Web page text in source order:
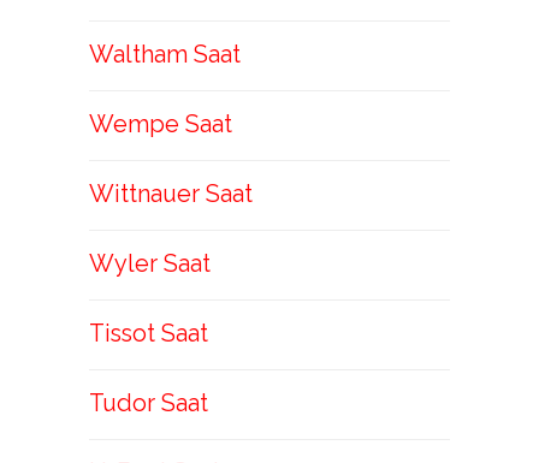
Waltham Saat
Wempe Saat
Wittnauer Saat
Wyler Saat
Tissot Saat
Tudor Saat